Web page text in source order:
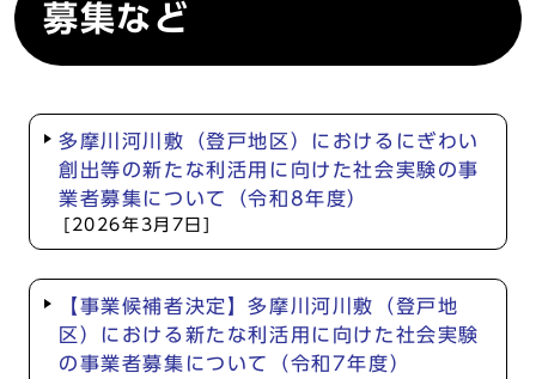
募集など
多摩川河川敷（登戸地区）におけるにぎわい
創出等の新たな利活用に向けた社会実験の事
業者募集について（令和8年度）
[2026年3月7日]
【事業候補者決定】多摩川河川敷（登戸地
区）における新たな利活用に向けた社会実験
の事業者募集について（令和7年度）